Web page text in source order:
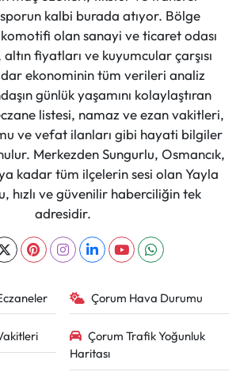
kalbi burada atıyor. Bölge
olan sanayi ve ticaret odası
fiyatları ve kuyumcular çarşısı
ekonominin tüm verileri analiz
günlük yaşamını kolaylaştıran
listesi, namaz ve ezan vakitleri,
ve vefat ilanları gibi hayati bilgiler
Merkezden Sungurlu, Osmancık,
kadar tüm ilçelerin sesi olan Yayla
hızlı ve güvenilir haberciliğin tek
adresidir.
Çorum Hava Durumu
Çorum Trafik Yoğunluk
Haritası